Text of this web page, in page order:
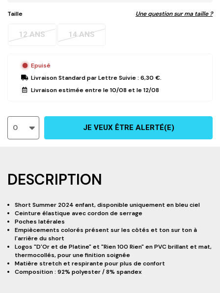
Taille Une question sur ma taille ?
12 ANS 14 ANS
Epuisé
Livraison Standardpar Lettre Suivie : 6,30 €.
Livraison estimée entre le10/08 et le12/08
0 JE VEUX ÊTRE ALERTÉ(E)
DESCRIPTION
Short Summer 2024 enfant, disponible uniquement en bleu ciel
Ceinture élastique avec cordon de serrage
Poches latérales
Empiècements colorés présent sur les côtés et ton sur ton à
l'arrière du short
Logos "D'Or et de Platine" et "Rien 100 Rien" en PVC brillant et mat,
thermocollés, pour une finition soignée
Matière stretch et respirante pour plus de confort
Composition : 92% polyester / 8% spandex